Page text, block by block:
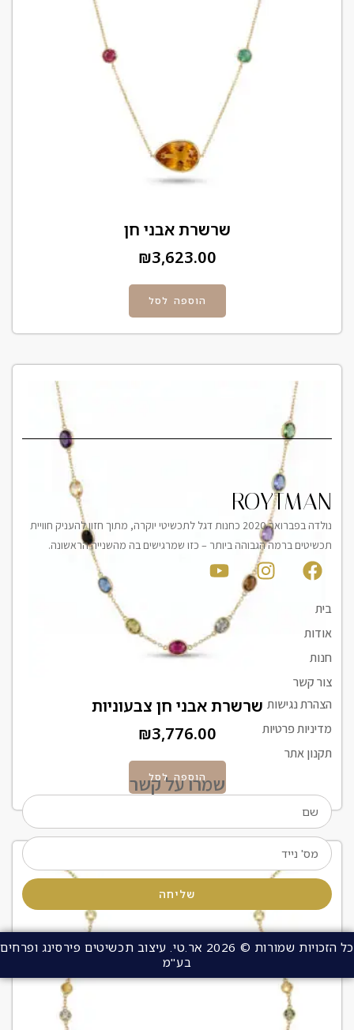
שרשרת אבני חן
₪3,623.00
הוספה לסל
שרשרת אבני חן צבעוניות
₪3,776.00
הוספה לסל
ROYTMAN
נולדה בפברואר 2020 כחנות דגל לתכשיטי יוקרה, מתוך חזון להעניק חוויית
תכשיטים ברמה הגבוהה ביותר – כזו שמרגישים בה מהשנייה הראשונה.
בית
אודות
חנות
צור קשר
הצהרת נגישות
מדיניות פרטיות
תקנון אתר
שמרו על קשר
שליחה
כל הזכויות שמורות © 2026 אר.טי. עיצוב תכשיטים פירסינג ופרחים
בע"מ